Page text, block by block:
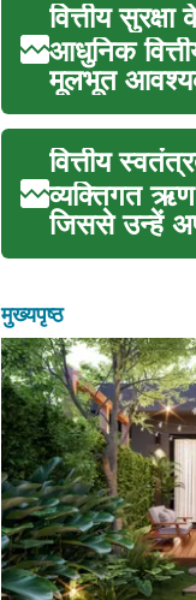
वित्तीय
आधुनिक
मूलभूत
वित्तीय
व्यक्तिगत ऋण
जिससे उन्हें
मुख्यपृष्ठ